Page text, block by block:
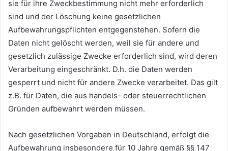
sie für ihre Zweckbestimmung nicht mehr erforderlich
sind und der Löschung keine gesetzlichen
Aufbewahrungspflichten entgegenstehen. Sofern die
Daten nicht gelöscht werden, weil sie für andere und
gesetzlich zulässige Zwecke erforderlich sind, wird deren
Verarbeitung eingeschränkt. D.h. die Daten werden
gesperrt und nicht für andere Zwecke verarbeitet. Das gilt
z.B. für Daten, die aus handels- oder steuerrechtlichen
Gründen aufbewahrt werden müssen.
Nach gesetzlichen Vorgaben in Deutschland, erfolgt die
Aufbewahrung insbesondere für 10 Jahre gemäß §§ 147